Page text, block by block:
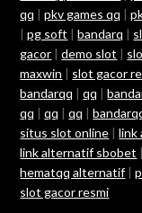
qq |pkv games qq |
|pg soft |bandarq |
gacor |demo slot |
maxwin | slot gacor
bandarqq |qq |
qq |qq |qq |
situs slot online |link
link alternatif sbobet
hematqq alternatif|
slot gacor resmi